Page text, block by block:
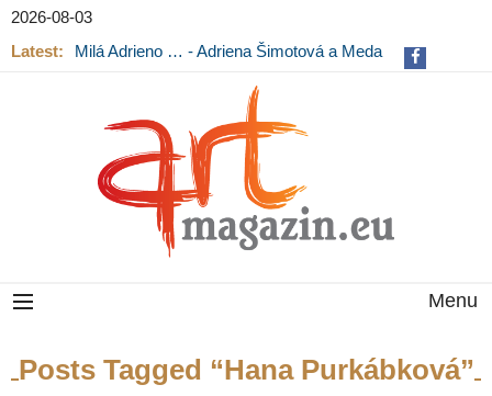
2026-08-03
Latest:
Milá Adrieno … - Adriena Šimotová a Meda
Menu
Posts Tagged “Hana Purkábková”